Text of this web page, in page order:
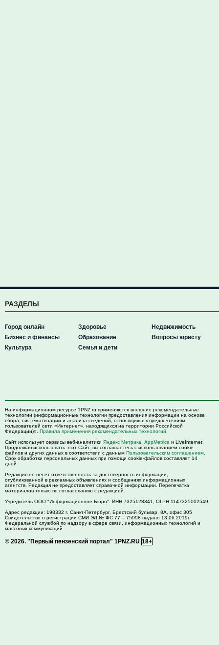
РАЗДЕЛЫ
Город онлайн
Бизнес и финансы
Культура
Здоровье
Образование
Семья и дети
Недвижимость
Вопросы юристу
На информационном ресурсе 1PNZ.ru применяются внешние рекомендательные
технологии (информационные технологии предоставления информации на основе
сбора, систематизации и анализа сведений, относящихся к предпочтениям
пользователей сети «Интернет», находящихся на территории Российской
Федерации)». Правила применения рекомендательных технологий
Сайт использует сервисы веб-аналитики Яндекс Метрика AppMetrica и LiveInternet.
Продолжая использовать этот Сайт, вы соглашаетесь с использованием cookie-
файлов и других данных в соответствии с данным Пользовательским соглашением
Срок обработки персональных данных при помощи cookie-файлов составляет 14
дней.
Редакция не несет ответственность за достоверность информации,
опубликованной в рекламных объявлениях и сообщениях информационных
агентств. Редакция не предоставляет справочной информации. Перепечатка
материалов только по согласованию с редакцией.
Учредитель ООО "Информационное Бюро". ИНН 7325128341, ОГРН 1147325002549
Адрес редакции: 198332 г. Санкт-Петербург, Брестский бульвар, 8А, офис 305
Свидетельство о регистрации СМИ ЭЛ № ФС 77 – 75998 выдано 13.06.2019г.
Федеральной службой по надзору в сфере связи, информационных технологий и
массовых коммуникаций
© 2026. "Первый пензенский портал" 1PNZ.RU 18+